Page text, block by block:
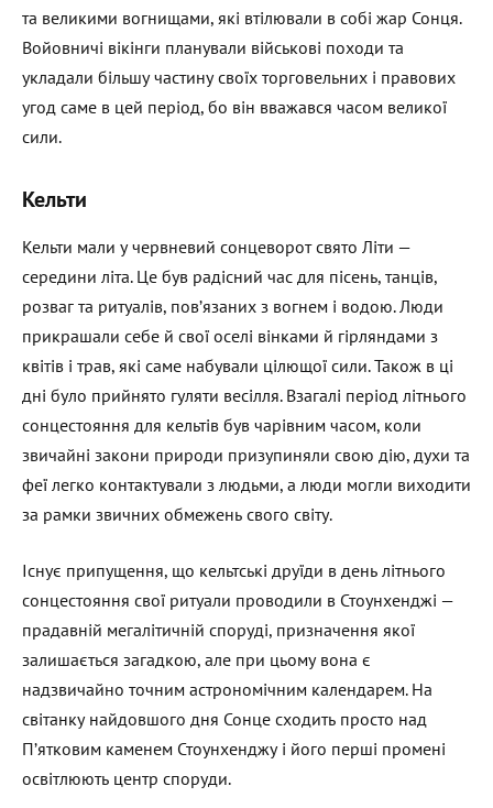
та великими вогнищами, які втілювали в собі жар Сонця.
Войовничі вікінги планували військові походи та
укладали більшу частину своїх торговельних і правових
угод саме в цей період, бо він вважався часом великої
сили.
Кельти
Кельти мали у червневий сонцеворот свято Літи —
середини літа. Це був радісний час для пісень, танців,
розваг та ритуалів, пов’язаних з вогнем і водою. Люди
прикрашали себе й свої оселі вінками й гірляндами з
квітів і трав, які саме набували цілющої сили. Також в ці
дні було прийнято гуляти весілля. Взагалі період літнього
сонцестояння для кельтів був чарівним часом, коли
звичайні закони природи призупиняли свою дію, духи та
феї легко контактували з людьми, а люди могли виходити
за рамки звичних обмежень свого світу.
Існує припущення, що кельтські друїди в день літнього
сонцестояння свої ритуали проводили в Стоунхенджі —
прадавній мегалітичній споруді, призначення якої
залишається загадкою, але при цьому вона є
надзвичайно точним астрономічним календарем. На
світанку найдовшого дня Сонце сходить просто над
П’ятковим каменем Стоунхенджу і його перші промені
освітлюють центр споруди.